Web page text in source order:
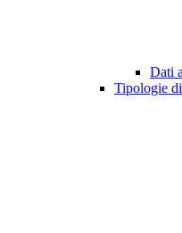
Dati
Tipologie